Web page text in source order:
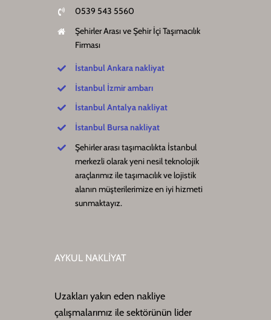
0539 543 5560
Şehirler Arası ve Şehir İçi Taşımacılık
Firması
İstanbul Ankara nakliyat
İstanbul İzmir ambarı
İstanbul Antalya nakliyat
İstanbul Bursa nakliyat
Şehirler arası taşımacılıkta İstanbul
merkezli olarak yeni nesil teknolojik
araçlarımız ile taşımacılık ve lojistik
alanın müşterilerimize en iyi hizmeti
sunmaktayız.
AYKUL NAKLİYAT
Uzakları yakın eden nakliye
çalışmalarımız ile sektörünün lider